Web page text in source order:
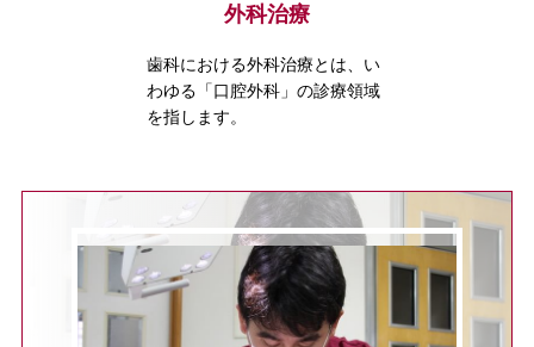
外科治療
歯科における外科治療とは、い
わゆる「口腔外科」の診療領域
を指します。